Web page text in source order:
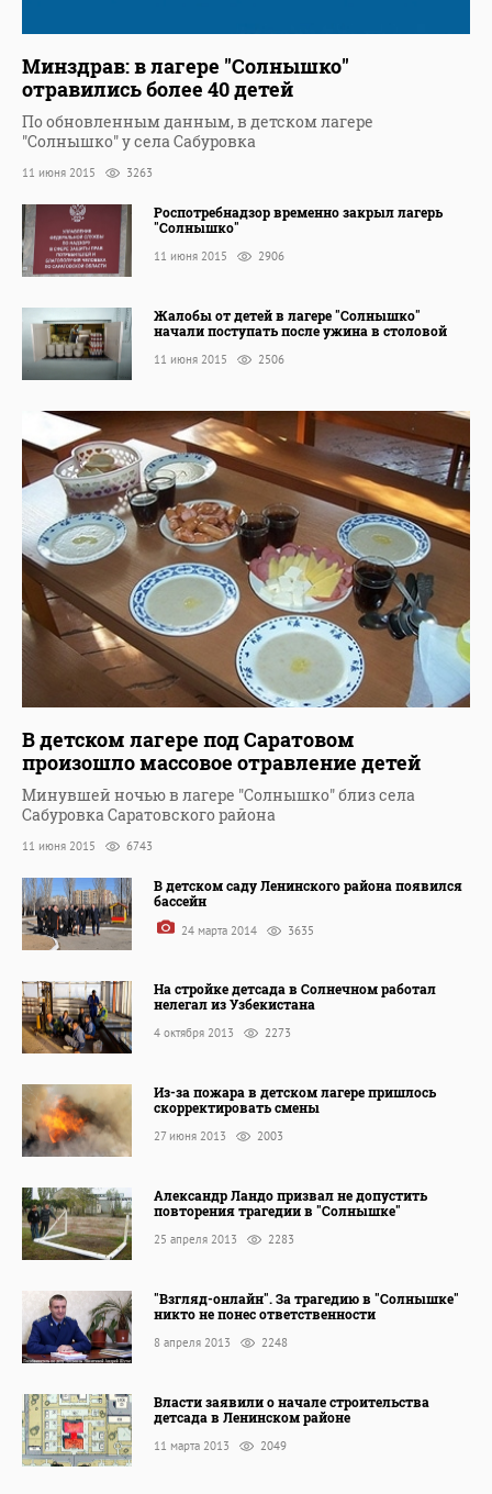
Минздрав: в лагере "Солнышко"
отравились более 40 детей
По обновленным данным, в детском лагере
"Солнышко" у села Сабуровка
11 июня 2015 3263
Роспотребнадзор временно закрыл лагерь
"Солнышко"
11 июня 2015 2906
Жалобы от детей в лагере "Солнышко"
начали поступать после ужина в столовой
11 июня 2015 2506
В детском лагере под Саратовом
произошло массовое отравление детей
Минувшей ночью в лагере "Солнышко" близ села
Сабуровка Саратовского района
11 июня 2015 6743
В детском саду Ленинского района появился
бассейн
24 марта 2014 3635
На стройке детсада в Солнечном работал
нелегал из Узбекистана
4 октября 2013 2273
Из-за пожара в детском лагере пришлось
скорректировать смены
27 июня 2013 2003
Александр Ландо призвал не допустить
повторения трагедии в "Солнышке"
25 апреля 2013 2283
"Взгляд-онлайн". За трагедию в "Солнышке"
никто не понес ответственности
8 апреля 2013 2248
Власти заявили о начале строительства
детсада в Ленинском районе
11 марта 2013 2049